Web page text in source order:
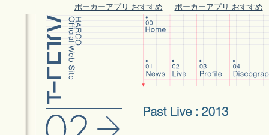
ポーカーアプリ おすすめ ポーカーアプリ おすすめ